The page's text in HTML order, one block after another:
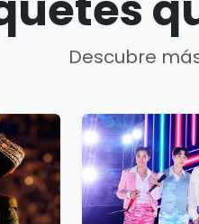
Descubre